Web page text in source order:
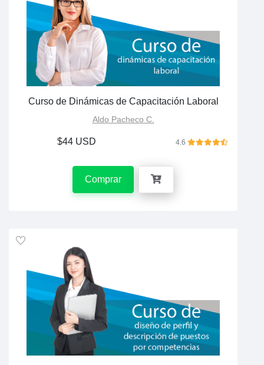
Curso de Dinámicas de Capacitación Laboral
Aldo Pacheco C.
$44 USD 4.6
Comprar